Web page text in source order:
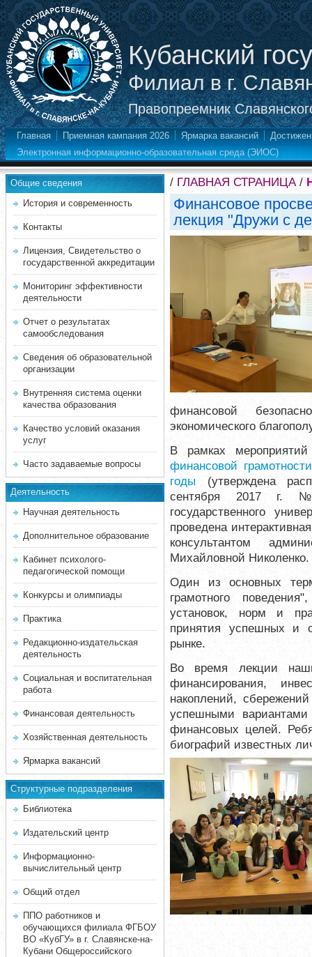
Кубанский
Филиал в г.
Правопреемник
Главная Приемная кампания 2026 Ярмарка вакансий
Электронная информационно-образовательная среда (ЭИОС)
Общие сведения
История и современность
Контакты
Лицензия, Свидетельство о
государственной аккредитации
Мониторинг эффективности
деятельности
Отчет о результатах
самообследования
Сведения об образовательной
организации
Внутренняя система оценки
качества образования
Качество условий оказания
услуг
Часто задаваемые вопросы
Деятельность
Научная деятельность
Дополнительное образование
Кабинет психолого-
педагогической помощи
Конкурсы и олимпиады
Практика
Редакционно-издательская
деятельность
Социальная и воспитательная
работа
Финансовая деятельность
Хозяйственная деятельность
Ярмарка вакансий
Структурные подразделения
Библиотека
Издательский центр
Информационно-
вычислительный центр
Общий отдел
ППО работников и
обучающихся филиала ФГБОУ
ВО «КубГУ» в г. Славянске-на-
Кубани Общероссийского
/ ГЛАВНАЯ СТРАНИЦА/
Финансовое
лекция "Дружи с
финансовой
экономического
В рамках
финансовой
годы (утверждена
сентября 2017 г.
государственного
проведена
консультантом
Михайловной Николенко.
Один из основных
грамотного
установок, норм и
принятия успешных и
рынке.
Во время лекции
финансирования,
накоплений,
успешными вариантами
финансовых целей.
биографий известных